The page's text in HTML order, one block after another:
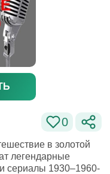
0
в золотой
легендарные
сериалы 1930–1960-